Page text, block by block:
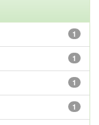
1
1
1
1